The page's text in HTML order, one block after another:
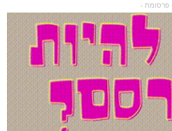
פרסומת -